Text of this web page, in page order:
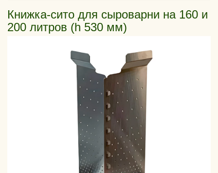
Книжка-сито для сыроварни на 160 и
200 литров (h 530 мм)